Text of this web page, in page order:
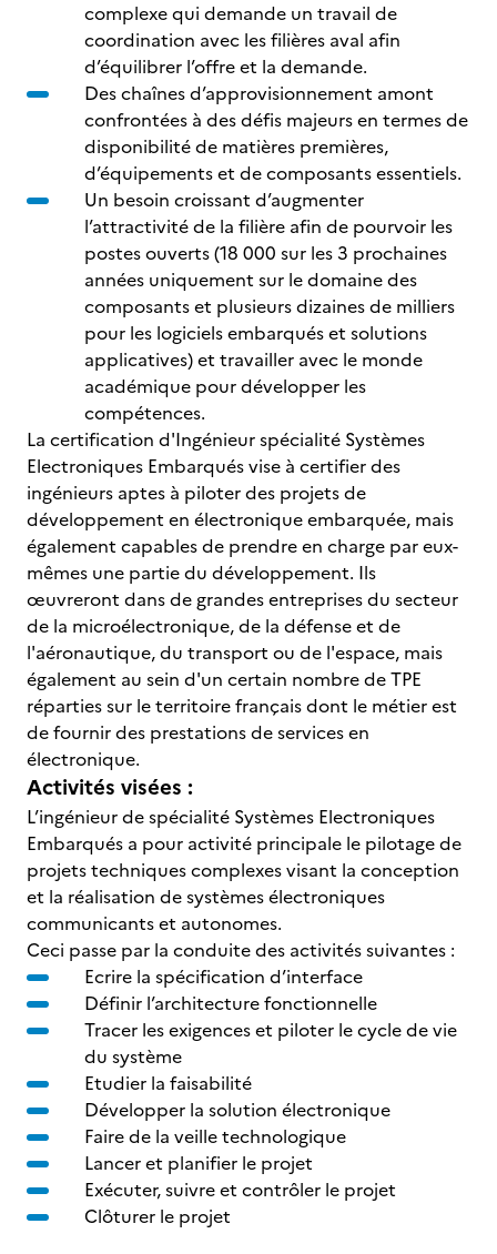
complexe qui demande un travail de
coordination avec les filières aval afin
d’équilibrer l’offre et la demande.
Des chaînes d’approvisionnement amont
confrontées à des défis majeurs en termes de
disponibilité de matières premières,
d’équipements et de composants essentiels.
Un besoin croissant d’augmenter
l’attractivité de la filière afin de pourvoir les
postes ouverts (18 000 sur les 3 prochaines
années uniquement sur le domaine des
composants et plusieurs dizaines de milliers
pour les logiciels embarqués et solutions
applicatives) et travailler avec le monde
académique pour développer les
compétences.
La certification d'Ingénieur spécialité Systèmes
Electroniques Embarqués vise à certifier des
ingénieurs aptes à piloter des projets de
développement en électronique embarquée, mais
également capables de prendre en charge par eux-
mêmes une partie du développement. Ils
œuvreront dans de grandes entreprises du secteur
de la microélectronique, de la défense et de
l'aéronautique, du transport ou de l'espace, mais
également au sein d'un certain nombre de TPE
réparties sur le territoire français dont le métier est
de fournir des prestations de services en
électronique.
Activités visées :
L’ingénieur de spécialité Systèmes Electroniques
Embarqués a pour activité principale le pilotage de
projets techniques complexes visant la conception
et la réalisation de systèmes électroniques
communicants et autonomes.
Ceci passe par la conduite des activités suivantes :
Ecrire la spécification d’interface
Définir l’architecture fonctionnelle
Tracer les exigences et piloter le cycle de vie
du système
Etudier la faisabilité
Développer la solution électronique
Faire de la veille technologique
Lancer et planifier le projet
Exécuter, suivre et contrôler le projet
Clôturer le projet